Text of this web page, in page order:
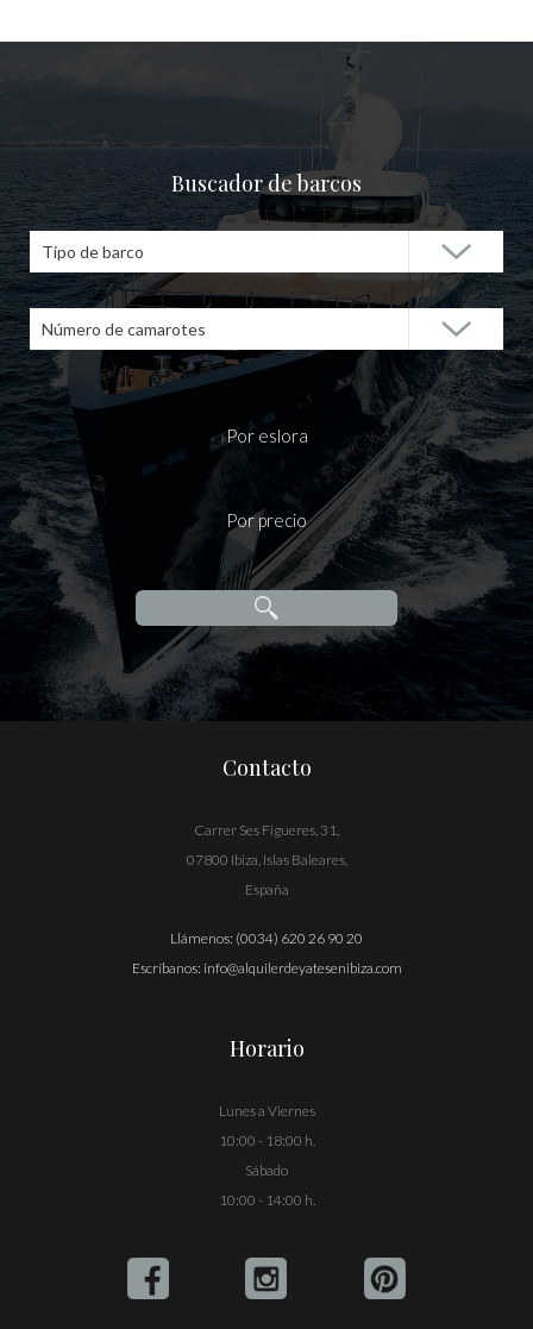
Buscador de barcos
Tipo de barco
Número de camarotes
Por eslora
Por precio
Contacto
Carrer Ses Figueres, 31,
07800 Ibiza, Islas Baleares,
España
Llámenos: (0034) 620 26 90 20
Escríbanos: info@alquilerdeyatesenibiza.com
Horario
Lunes a Viernes
10:00 - 18:00 h.
Sábado
10:00 - 14:00 h.